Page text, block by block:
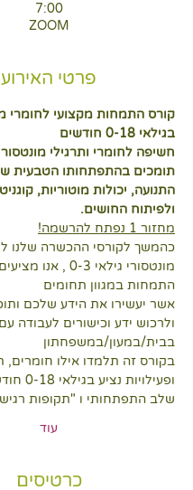
7:00
ZOOM
פרטי האירוע
קורס התמחות מקצועי לחומרי
בגילאי 0-18 חודשים
חשיפה לחומרי ותרגילי
תומכים בהתפתחותו הטבעית
התנועה, יכולות מוטוריות,
ולפיתוח החושים.
מחזור 1 נפתח להרשמה!
כהמשך לקורסי ההכשרה שלנו
מונטסורי גילאי 0-3 ,
התמחות במגוון תחומים
אשר יעשירו את הידע שלכם
ולרכוש ידע וכישורים לעבודה
בבית/במעון/במשפחתון
בקורס זה תלמדו אילו חומרים,
שלב התפתחותי ו "תקופות
עוד
כרטיסים